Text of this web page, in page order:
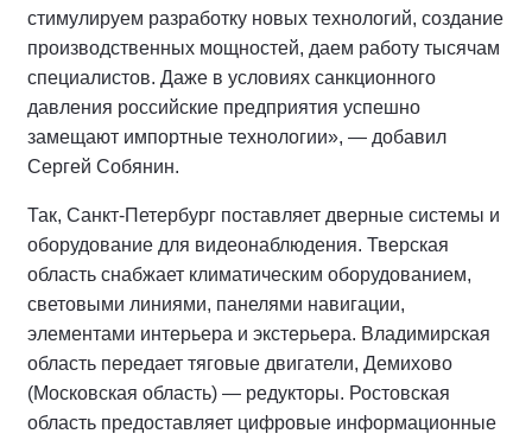
стимулируем разработку новых технологий, создание
производственных мощностей, даем работу тысячам
специалистов. Даже в условиях санкционного
давления российские предприятия успешно
замещают импортные технологии», — добавил
Сергей Собянин.
Так, Санкт-Петербург поставляет дверные системы и
оборудование для видеонаблюдения. Тверская
область снабжает климатическим оборудованием,
световыми линиями, панелями навигации,
элементами интерьера и экстерьера. Владимирская
область передает тяговые двигатели, Демихово
(Московская область) — редукторы. Ростовская
область предоставляет цифровые информационные